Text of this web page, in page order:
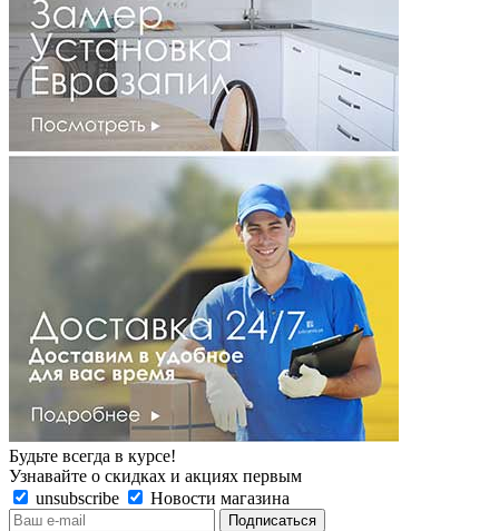
Будьте всегда в курсе!
Узнавайте о скидках и акциях первым
unsubscribe
Новости магазина